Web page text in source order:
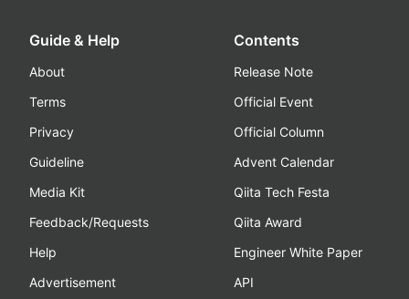
Guide & Help
About
Terms
Privacy
Guideline
Media Kit
Feedback/Requests
Help
Advertisement
Contents
Release Note
Official Event
Official Column
Advent Calendar
Qiita Tech Festa
Qiita Award
Engineer White Paper
API